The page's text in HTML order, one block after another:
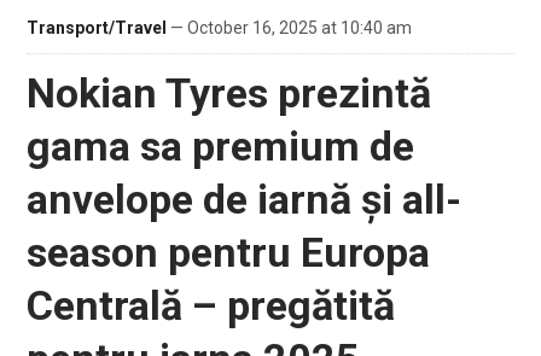
Transport/Travel — October 16, 2025 at 10:40 am
Nokian Tyres prezintă
gama sa premium de
anvelope de iarnă și all-
season pentru Europa
Centrală – pregătită